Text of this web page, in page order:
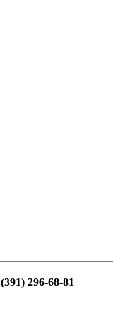
(391) 296-68-81